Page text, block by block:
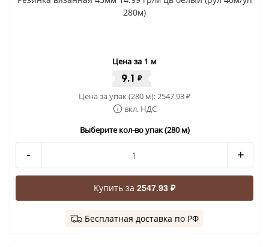
280м)
Цена за 1 м
9.1 ₽
Цена за упак (280 м):2547.93₽
вкл. НДС
Выберите кол-во упак (280 м)
- +
Купить за 2547.93 ₽
Бесплатная доставка по РФ